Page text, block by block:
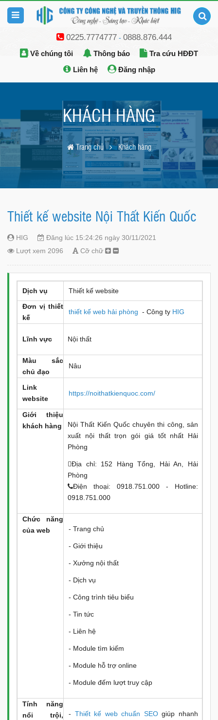
0225.7774777- 0888.876.444
Về chúng tôi Thông báo
Tra cứu HĐĐT
Liên hệ
Đăng nhập
KHÁCH HÀNG
Trang chủ Khách hàng
Thiết kế website Nội Thất Kiến Quốc
HIG
Đăng lúc 15:24:26 ngày 30/11/2021
Lượt xem 2096
Cỡ chữ
Dịch vụ
Thiết kế website
Đơn vị thiết
kế
thiết kế web hải phòng - Công ty HIG
Lĩnh vực Nội thất
Màu sắc
chủ đạo
Nâu
Link
website
https://noithatkienquoc.com/
Giới thiệu
khách hàng
Nội Thất Kiến Quốc chuyên thi công, sản
xuất nội thất trọn gói giá tốt nhất Hải
Phòng
Địa chỉ: 152 Hàng Tổng, Hải An, Hải
Phòng
Điện thoại: 0918.751.000 - Hotline:
0918.751.000
Chức năng
của web
- Trang chủ
- Giới thiệu
- Xưởng nội thất
- Dịch vụ
- Công trình tiêu biểu
- Tin tức
- Liên hệ
- Module tìm kiếm
- Module hỗ trợ online
- Module đếm lượt truy cập
Tính năng
nổi trội,
- Thiết kế web chuẩn SEOgiúp nhanh